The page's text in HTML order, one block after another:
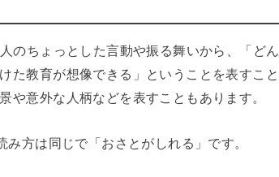
のちょっとした言動や振る舞いから、「どん
た教育が想像できる」ということを表すこと
や意外な人柄などを表すこともあります。
み方は同じで「おさとがしれる」です。